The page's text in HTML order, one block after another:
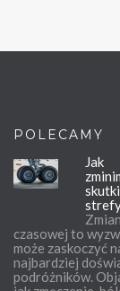
POLECAMY
Jak
czasowej to
może zaskoczyć
najbardziej
podróżników.